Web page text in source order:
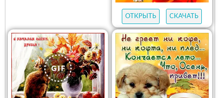
ОТКРЫТЬ СКАЧАТЬ